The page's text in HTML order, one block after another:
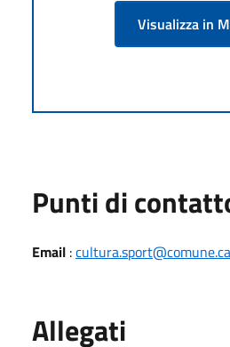
Visualizza in
Punti di
Email :
Allegati